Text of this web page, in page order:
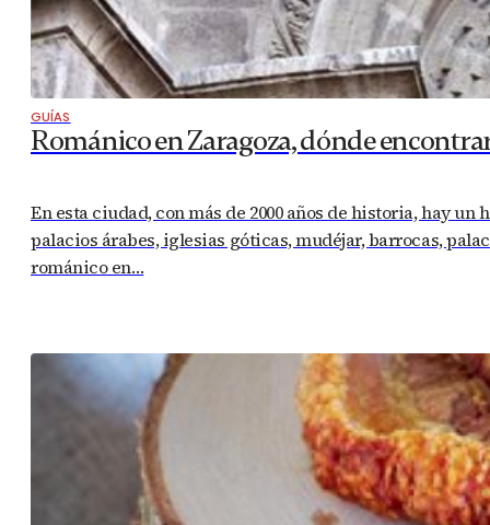
GUÍAS
Románico en Zaragoza, dónde
En esta ciudad, con más de 2000 años de historia, hay
palacios árabes, iglesias góticas, mudéjar, barrocas,
románico en…